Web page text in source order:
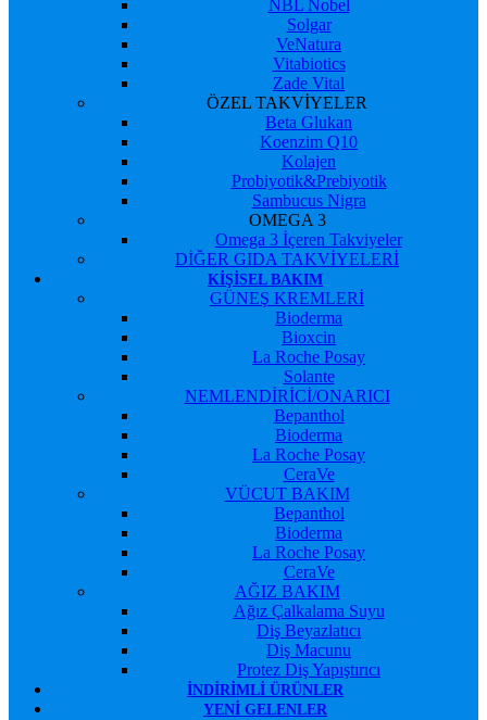
NBL Nobel
Solgar
VeNatura
Vitabiotics
Zade Vital
ÖZEL TAKVİYELER
Beta Glukan
Koenzim Q10
Kolajen
Probiyotik&Prebiyotik
Sambucus Nigra
OMEGA 3
Omega 3 İçeren Takviyeler
DİĞER GIDA TAKVİYELERİ
KIŞISEL BAKIM
GÜNEŞ KREMLERİ
Bioderma
Bioxcin
La Roche Posay
Solante
NEMLENDİRİCİ/ONARICI
Bepanthol
Bioderma
La Roche Posay
CeraVe
VÜCUT BAKIM
Bepanthol
Bioderma
La Roche Posay
CeraVe
AĞIZ BAKIM
Ağız Çalkalama Suyu
Diş Beyazlatıcı
Diş Macunu
Protez Diş Yapıştırıcı
İNDIRIMLI ÜRÜNLER
YENI GELENLER